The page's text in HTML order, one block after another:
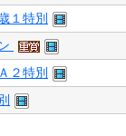
１特別
２特別